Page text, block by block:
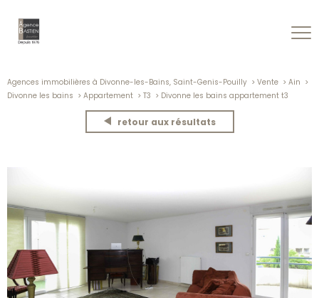
Agences immobilières à Divonne-les-Bains, Saint-Genis-Pouilly Vente
Ain
Divonne les bains
Appartement T3 Divonne les bains appartement t3
retour aux résultats